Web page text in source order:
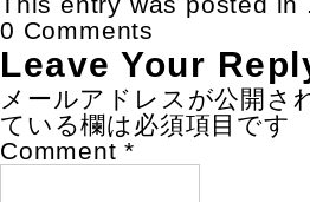
0 Comments
Leave Your
メールアドレスが公開さ
ている欄は必須項目です
Comment *